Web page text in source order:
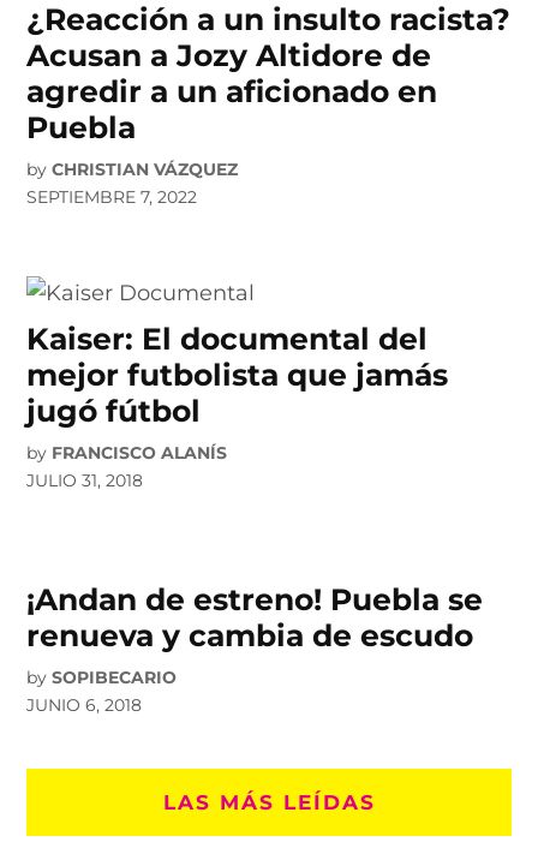
¿Reacción a un insulto racista?
Acusan a Jozy Altidore de
agredir a un aficionado en
Puebla
by CHRISTIAN VÁZQUEZ
SEPTIEMBRE 7, 2022
Kaiser: El documental del
mejor futbolista que jamás
jugó fútbol
by FRANCISCO ALANÍS
JULIO 31, 2018
¡Andan de estreno! Puebla se
renueva y cambia de escudo
by SOPIBECARIO
JUNIO 6, 2018
LAS MÁS LEÍDAS